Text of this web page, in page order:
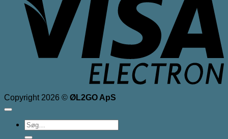
Copyright 2026 © ØL2GO ApS
Søg
efter: